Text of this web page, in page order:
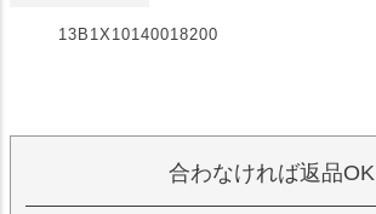
13B1X10140018200
合わなければ返品OK